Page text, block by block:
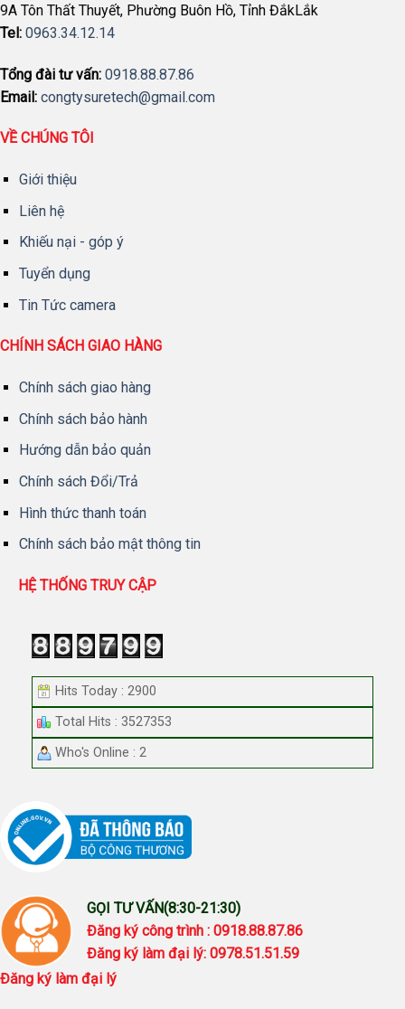
9A Tôn Thất Thuyết, Phường Buôn Hồ, Tỉnh ĐắkLắk
Tel: 0963.34.12.14
Tổng đài tư vấn: 0918.88.87.86
Email: congtysuretech@gmail.com
VỀ CHÚNG TÔI
Giới thiệu
Liên hệ
Khiếu nại - góp ý
Tuyển dụng
Tin Tức camera
CHÍNH SÁCH GIAO HÀNG
Chính sách giao hàng
Chính sách bảo hành
Hướng dẫn bảo quản
Chính sách Đổi/Trả
Hình thức thanh toán
Chính sách bảo mật thông tin
HỆ THỐNG TRUY CẬP
Hits Today : 2900
Total Hits : 3527353
Who's Online : 2
GỌI TƯ VẤN(8:30-21:30)
Đăng ký công trình : 0918.88.87.86
Đăng ký làm đại lý: 0978.51.51.59
Đăng ký làm đại lý